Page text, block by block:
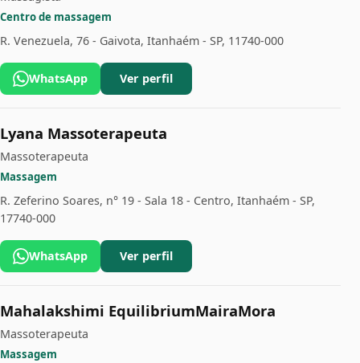
Centro de massagem
R. Venezuela, 76 - Gaivota, Itanhaém - SP, 11740-000
WhatsApp Ver perfil
Lyana Massoterapeuta
Massoterapeuta
Massagem
R. Zeferino Soares, n° 19 - Sala 18 - Centro, Itanhaém - SP,
17740-000
WhatsApp Ver perfil
Mahalakshimi EquilibriumMairaMora
Massoterapeuta
Massagem